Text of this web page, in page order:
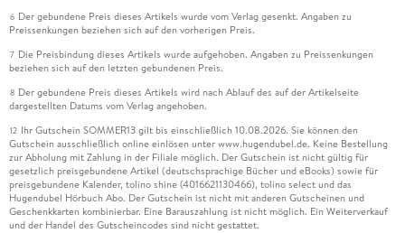
6 Der gebundene Preis dieses Artikels wurde vom Verlag gesenkt. Angaben zu
Preissenkungen beziehen sich auf den vorherigen Preis.
7 Die Preisbindung dieses Artikels wurde aufgehoben. Angaben zu Preissenkungen
beziehen sich auf den letzten gebundenen Preis.
8 Der gebundene Preis dieses Artikels wird nach Ablauf des auf der Artikelseite
dargestellten Datums vom Verlag angehoben.
12 Ihr Gutschein SOMMER13 gilt bis einschließlich 10.08.2026. Sie können den
Gutschein ausschließlich online einlösen unter www.hugendubel.de. Keine Bestellung
zur Abholung mit Zahlung in der Filiale möglich. Der Gutschein ist nicht gültig für
gesetzlich preisgebundene Artikel (deutschsprachige Bücher und eBooks) sowie für
preisgebundene Kalender, tolino shine (4016621130466), tolino select und das
Hugendubel Hörbuch Abo. Der Gutschein ist nicht mit anderen Gutscheinen und
Geschenkkarten kombinierbar. Eine Barauszahlung ist nicht möglich. Ein Weiterverkauf
und der Handel des Gutscheincodes sind nicht gestattet.